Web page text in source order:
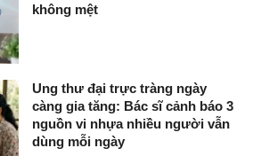
không mệt
Ung thư đại trực tràng ngày
càng gia tăng: Bác sĩ cảnh báo 3
nguồn vi nhựa nhiều người vẫn
dùng mỗi ngày